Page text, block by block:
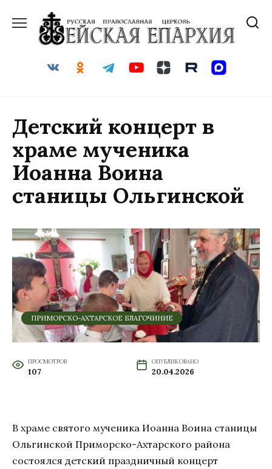
содержанию
Детский концерт в
храме мученика
Иоанна Воина
станицы Ольгинской
ПРИМОРСКО-АХТАРСКОЕ БЛАГОЧИНИЕ
ПРОСМОТРОВ
107
ОПУБЛИКОВАНО
20.04.2026
В храме святого мученика Иоанна Воина станицы
Ольгинской Приморско-Ахтарского района
состоялся детский праздничный концерт